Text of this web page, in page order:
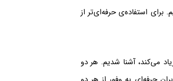
برای استفاده‌ی حرفه‌ای‌تر از
می‌کند، آشنا شدیم. هر دو